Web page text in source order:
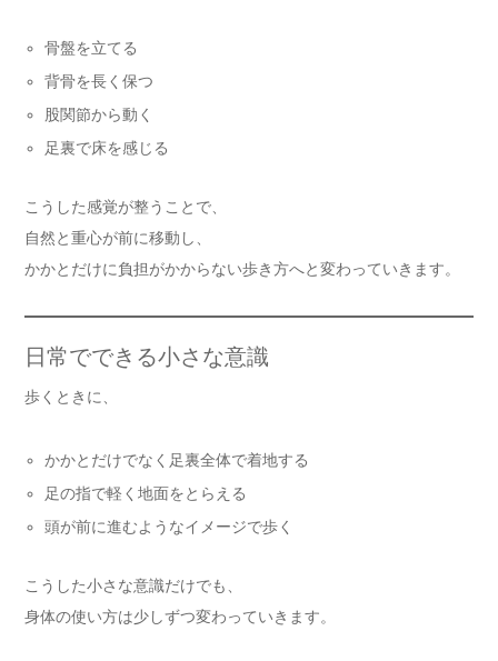
骨盤を立てる
背骨を長く保つ
股関節から動く
足裏で床を感じる
こうした感覚が整うことで、
自然と重心が前に移動し、
かかとだけに負担がかからない歩き方へと変わっていきます。
日常でできる小さな意識
歩くときに、
かかとだけでなく足裏全体で着地する
足の指で軽く地面をとらえる
頭が前に進むようなイメージで歩く
こうした小さな意識だけでも、
身体の使い方は少しずつ変わっていきます。